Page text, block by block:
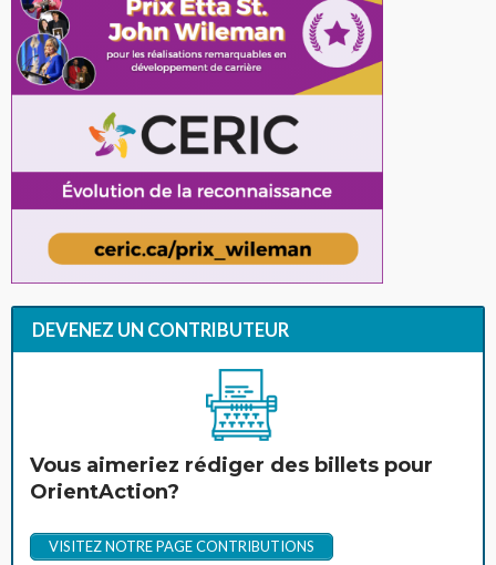
DEVENEZ UN CONTRIBUTEUR
Vous aimeriez rédiger des billets pour
OrientAction?
VISITEZ NOTRE PAGE CONTRIBUTIONS